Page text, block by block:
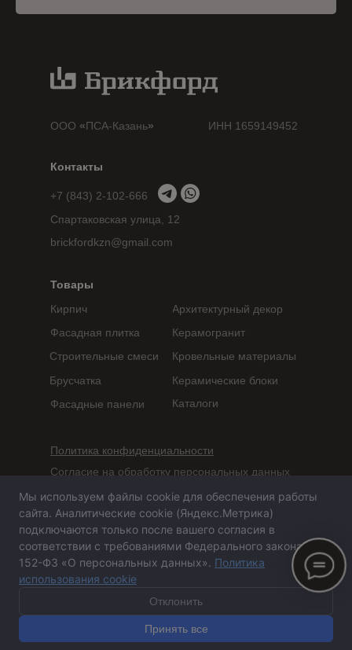
ИНН 1659149452
Согласие на обработку персональных данных
Политика конфиденциальности
Фасадная плитка
Кирпич Архитектурный декор
Фасадные панели
Керамогранит
Строительные смеси
Каталоги
Товары
Контакты
Брусчатка
+7 (843) 2-102-666
ООО «ПСА-Казань»
Кровельные материалы
Керамические блоки
Сайт не является публичной офертой,
определяемой положениями статьи 437 ГК РФ
brickfordkzn@gmail.com
Спартаковская улица, 12
Мы используем файлы cookie для обеспечения работы
сайта. Аналитические cookie (Яндекс.Метрика)
подключаются только после вашего согласия в
соответствии с требованиями Федерального закона №
152-ФЗ «О персональных данных». Политика
использования cookie
Отклонить
Принять все